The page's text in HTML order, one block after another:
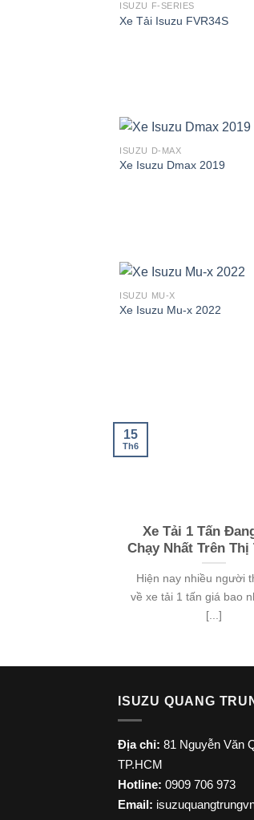
ISUZU F-SERIES
Xe Tải Isuzu FVR34S
ISUZU D-MAX
Xe Isuzu Dmax 2019
ISUZU MU-X
Xe Isuzu Mu-x 2022
Xe Tải 1 Tấn
Chạy Nhất Trên
Hiện nay nhiều người
về xe tải 1 tấn giá bao
[...]
15
Th6
ISUZU QUANG
Địa chỉ: 81 Nguyễn Văn
TP.HCM
Hotline: 0909 706 973
Email: